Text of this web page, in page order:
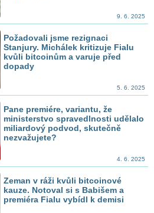
9. 6. 2025
Požadovali jsme rezignaci
Stanjury. Michálek kritizuje Fialu
kvůli bitcoinům a varuje před
dopady
5. 6. 2025
Pane premiére, variantu, že
ministerstvo spravedlnosti udělalo
miliardový podvod, skutečně
nezvažujete?
4. 6. 2025
Zeman v ráži kvůli bitcoinové
kauze. Notoval si s Babišem a
premiéra Fialu vybídl k demisi